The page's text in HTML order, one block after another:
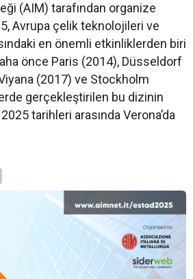
(AIM) tarafından organize
Avrupa çelik teknolojileri ve
en önemli etkinliklerden biri
önce Paris (2014), Düsseldorf
(2017) ve Stockholm
gerçekleştirilen bu dizinin
tarihleri arasında Verona’da